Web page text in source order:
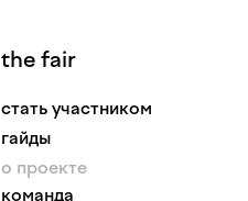
the fair
стать участником
гайды
о проекте
команда